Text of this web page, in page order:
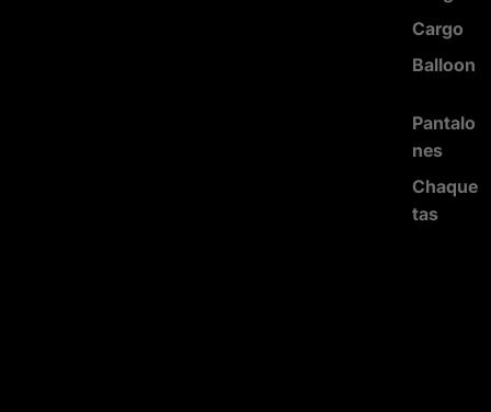
Cargo
Balloon
Pantalo
nes
Chaque
tas